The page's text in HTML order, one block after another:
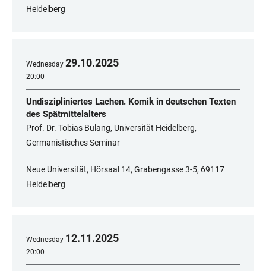
Heidelberg
Wednesday 29.10.2025
20:00
Undiszipliniertes Lachen. Komik in deutschen Texten
des Spätmittelalters
Prof. Dr. Tobias Bulang, Universität Heidelberg,
Germanistisches Seminar
Neue Universität, Hörsaal 14, Grabengasse 3-5, 69117
Heidelberg
Wednesday 12.11.2025
20:00